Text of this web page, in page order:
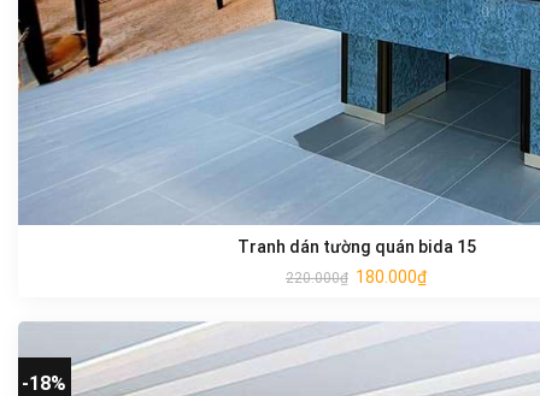
Tranh dán tường quán bida 15
220.000₫ 180.000₫
-18%